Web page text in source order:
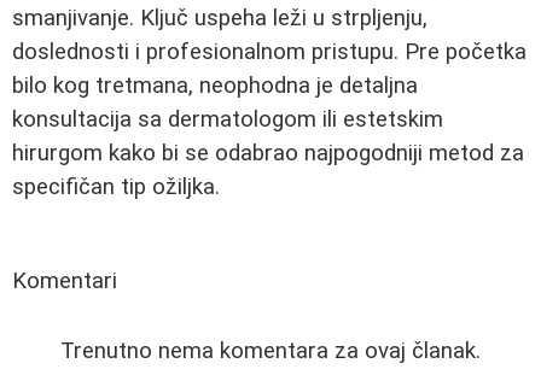
smanjivanje. Ključ uspeha leži u strpljenju,
doslednosti i profesionalnom pristupu. Pre početka
bilo kog tretmana, neophodna je detaljna
konsultacija sa dermatologom ili estetskim
hirurgom kako bi se odabrao najpogodniji metod za
specifičan tip ožiljka.
Komentari
Trenutno nema komentara za ovaj članak.